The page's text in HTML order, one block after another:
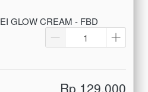
GLOW CREAM - FBD
Rp 129.000